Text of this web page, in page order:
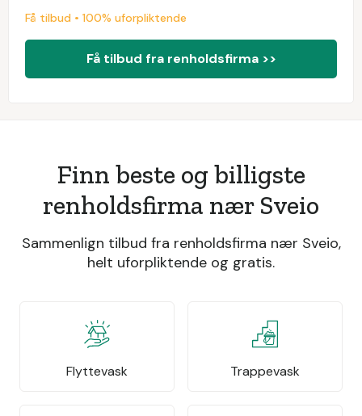
Få tilbud • 100% uforpliktende
Få tilbud fra renholdsfirma >>
Finn beste og billigste
renholdsfirma nær Sveio
Sammenlign tilbud fra renholdsfirma nær Sveio,
helt uforpliktende og gratis.
Flyttevask Trappevask